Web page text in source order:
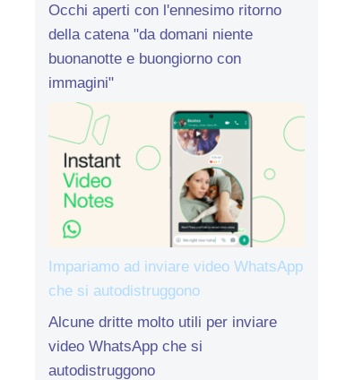
Occhi aperti con l'ennesimo ritorno
della catena "da domani niente
buonanotte e buongiorno con
immagini"
Impariamo ad inviare video WhatsApp
che si autodistruggono
Alcune dritte molto utili per inviare
video WhatsApp che si
autodistruggono